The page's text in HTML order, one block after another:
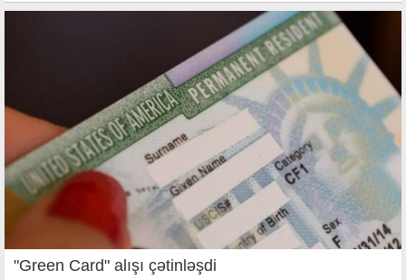
"Green Card" alışı çətinləşdi